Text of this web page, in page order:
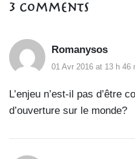
3 Comments
Romanysos
01 Avr 2016 at 13 h 46
L’enjeu n’est-il pas d’être
d’ouverture sur le monde?